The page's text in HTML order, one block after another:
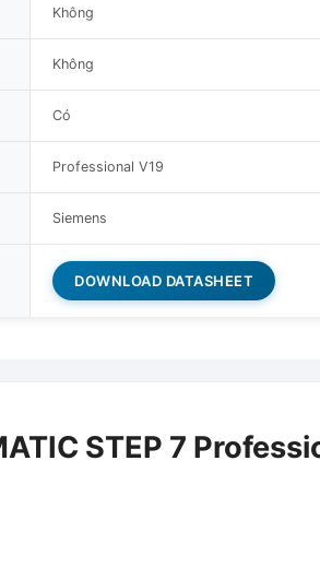
Không
Không
Có
Professional V19
Siemens
DOWNLOAD DATASHEET
STEP 7